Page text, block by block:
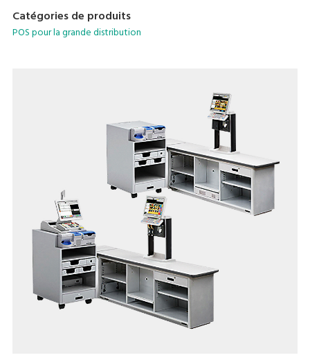
pour l’affichage côté client. Les systèmes d'application
MaxPos et MaxChain rendent plus simple la gestion des
Catégories de produits
POS pour la grande distribution